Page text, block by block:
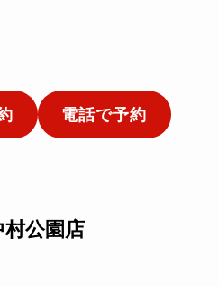
電話で予約
公園店